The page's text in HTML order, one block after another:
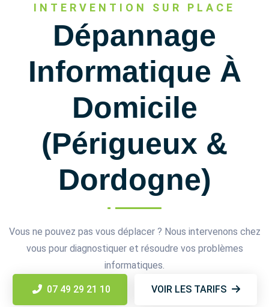
INTERVENTION SUR PLACE
Dépannage
Informatique À
Domicile
(Périgueux &
Dordogne)
Vous ne pouvez pas vous déplacer ? Nous intervenons chez
vous pour diagnostiquer et résoudre vos problèmes
informatiques.
07 49 29 21 10 VOIR LES TARIFS